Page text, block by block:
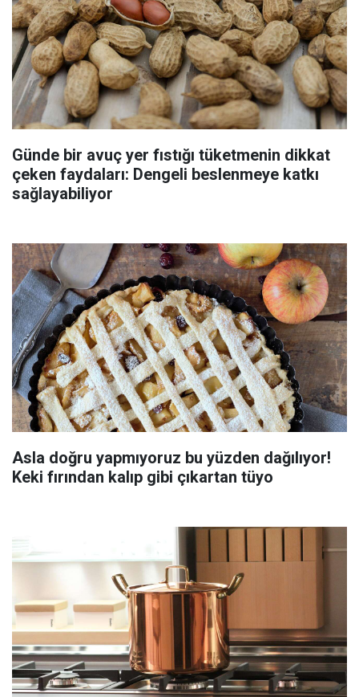
Günde bir avuç yer fıstığı tüketmenin dikkat
çeken faydaları: Dengeli beslenmeye katkı
sağlayabiliyor
Asla doğru yapmıyoruz bu yüzden dağılıyor!
Keki fırından kalıp gibi çıkartan tüyo